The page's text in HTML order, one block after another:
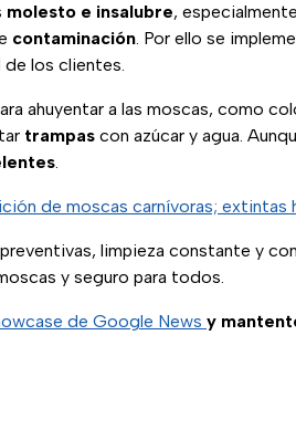
molesto e insalubre,
contaminación. Por ello se
de los clientes.
ahuyentar a las moscas, como
trampas con azúcar y agua.
.
de moscas carnívoras; extintas
limpieza constante y
y seguro para todos.
de Google News y